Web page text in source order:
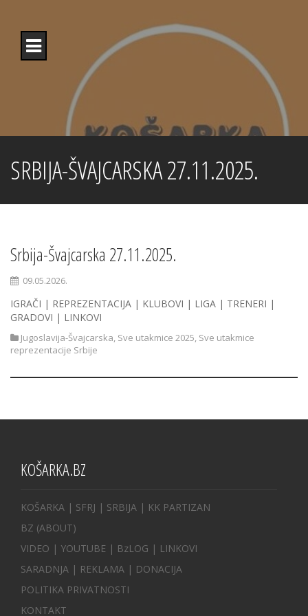
content
SRBIJA-ŠVAJCARSKA 27.11.2025.
Srbija-Švajcarska 27.11.2025.
09.05.2026.
IGRAČI | REPREZENTACIJA | KLUBOVI | LIGA | TRENERI |
GRADOVI | LINKOVI
Jugoslavija-Švajcarska, Sve utakmice 2025, Sve utakmice
reprezentacije Srbije
KOŠARKA.BZ
KOŠARKA | SFRJ | SRBIJA | KK PARTIZAN
BZ (ABOUT)
VIDEO | YOUTUBE | BzLOG | LINKOVI
SARADNJA | REKLAMA | DONACIJA
POLITIKA PRIVATNOSTI
KONTAKT